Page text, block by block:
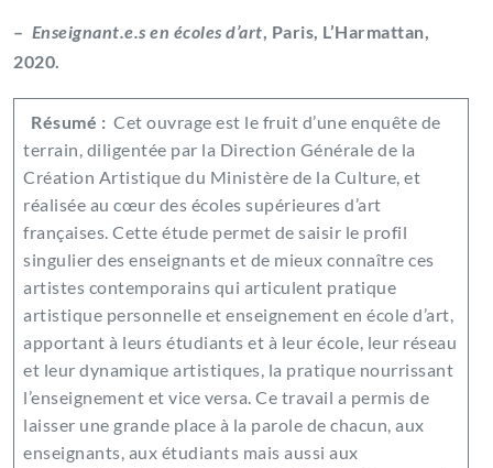
– Enseignant.e.s en écoles d’art, Paris, L’Harmattan,
2020.
Résumé : Cet ouvrage est le fruit d’une enquête de
terrain, diligentée par la Direction Générale de la
Création Artistique du Ministère de la Culture, et
réalisée au cœur des écoles supérieures d’art
françaises. Cette étude permet de saisir le profil
singulier des enseignants et de mieux connaître ces
artistes contemporains qui articulent pratique
artistique personnelle et enseignement en école d’art,
apportant à leurs étudiants et à leur école, leur réseau
et leur dynamique artistiques, la pratique nourrissant
l’enseignement et vice versa. Ce travail a permis de
laisser une grande place à la parole de chacun, aux
enseignants, aux étudiants mais aussi aux